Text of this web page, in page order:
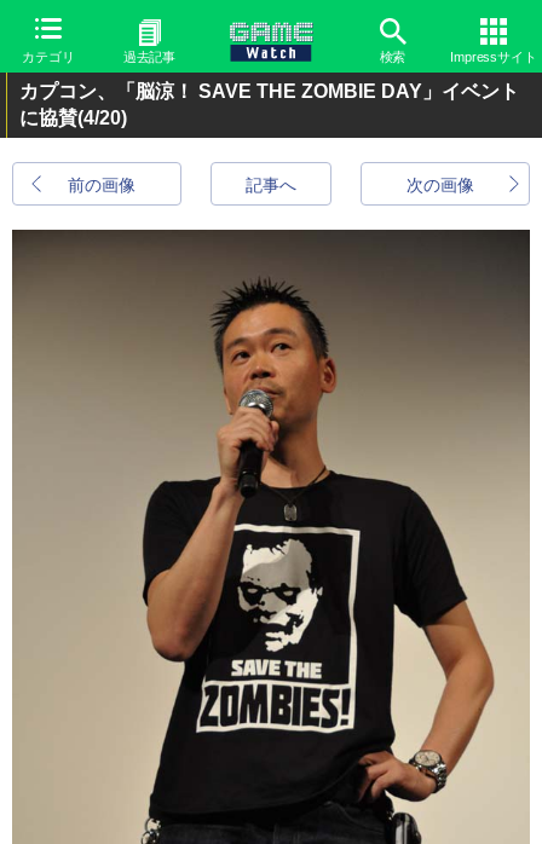
カテゴリ 過去記事 検索 Impressサイト
カプコン、「脳涼！ SAVE THE ZOMBIE DAY」イベント
に協賛(4/20)
前の画像 次の画像
記事へ